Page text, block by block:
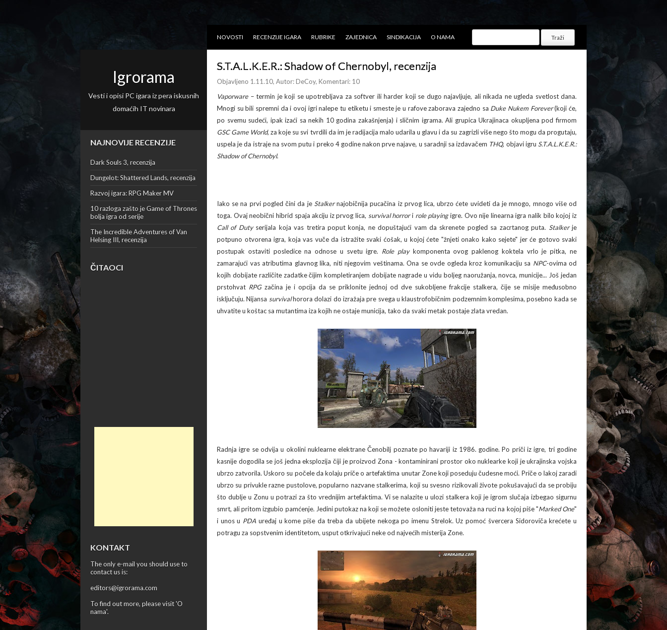
NOVOSTI RECENZIJE IGARA RUBRIKE ZAJEDNICA SINDIKACIJA O NAMA
Igrorama
Vesti i opisi PC igara iz pera iskusnih
domaćih IT novinara
NAJNOVIJE RECENZIJE
Dark Souls 3, recenzija
Dungelot: Shattered Lands, recenzija
Razvoj igara: RPG Maker MV
10 razloga zašto je Game of Thrones
bolja igra od serije
The Incredible Adventures of Van
Helsing III, recenzija
ČITAOCI
KONTAKT
The only e-mail you should use to
contact us is:
editors@igrorama.com
To find out more, please visit 'O
nama'.
S.T.A.L.K.E.R.: Shadow of Chernobyl, recenzija
Objavljeno 1.11.10, Autor:DeCoy, Komentari: 10
Vaporware– termin je koji se upotrebljava za softver ili harder koji se dugo najavljuje, ali nikada ne ugleda svetlost dana.
Mnogi su bili spremni da i ovoj igri nalepe tu etiketu i smeste je u rafove zaborava zajedno sa Duke Nukem Forever(koji će,
po svemu sudeći, ipak izaći sa nekih 10 godina zakašnjenja) i sličnim igrama. Ali grupica Ukrajinaca okupljena pod firmom
GSC Game World, za koje su svi tvrdili da im je radijacija malo udarila u glavu i da su zagrizli više nego što mogu da progutaju,
uspela je da istraje na svom putu i preko 4 godine nakon prve najave, u saradnji sa izdavačem THQ, objavi igru S.T.A.L.K.E.R.:
Shadow of Chernobyl.
Iako se na prvi pogled čini da je Stalkernajobičnija pucačina iz prvog lica, ubrzo ćete uvideti da je mnogo, mnogo više od
toga. Ovaj neobični hibrid spaja akciju iz prvog lica, survival horrori role playingigre. Ovo nije linearna igra nalik bilo kojoj iz
Call of Dutyserijala koja vas tretira poput konja, ne dopuštajući vam da skrenete pogled sa zacrtanog puta. Stalkerje
potpuno otvorena igra, koja vas vuče da istražite svaki ćošak, u kojoj ćete "žnjeti onako kako sejete" jer će gotovo svaki
postupak ostaviti posledice na odnose u svetu igre. Role playkomponenta ovog paklenog koktela vrlo je pitka, ne
zamarajući vas atributima glavnog lika, niti njegovim veštinama. Ona se ovde ogleda kroz komunikaciju sa NPC-ovima od
kojih dobijate različite zadatke čijim kompletiranjem dobijate nagrade u vidu boljeg naoružanja, novca, municije... Još jedan
prstohvat RPGzačina je i opcija da se priklonite jednoj od dve sukobljene frakcije stalkera, čije se misije međusobno
isključuju. Nijansa survivalhorora dolazi do izražaja pre svega u klaustrofobičnim podzemnim komplesima, posebno kada se
uhvatite u koštac sa mutantima iza kojih ne ostaje municija, tako da svaki metak postaje zlata vredan.
Radnja igre se odvija u okolini nuklearne elektrane Čenobilj poznate po havariji iz 1986. godine. Po priči iz igre, tri godine
kasnije dogodila se još jedna eksplozija čiji je proizvod Zona - kontaminirani prostor oko nuklearke koji je ukrajinska vojska
ubrzo zatvorila. Uskoro su počele da kolaju priče o artefaktima unutar Zone koji poseduju čudesne moći. Priče o lakoj zaradi
ubrzo su privukle razne pustolove, popularno nazvane stalkerima, koji su svesno rizikovali živote pokušavajući da se probiju
što dublje u Zonu u potrazi za što vrednijim artefaktima. Vi se nalazite u ulozi stalkera koji je igrom slučaja izbegao sigurnu
smrt, ali pritom izgubio pamćenje. Jedini putokaz na koji se možete osloniti jeste tetovaža na ruci na kojoj piše "Marked One"
i unos u PDA uređaj u kome piše da treba da ubijete nekoga po imenu Strelok. Uz pomoć švercera Sidoroviča krećete u
potragu za sopstvenim identitetom, usput otkrivajući neke od najvećih misterija Zone.